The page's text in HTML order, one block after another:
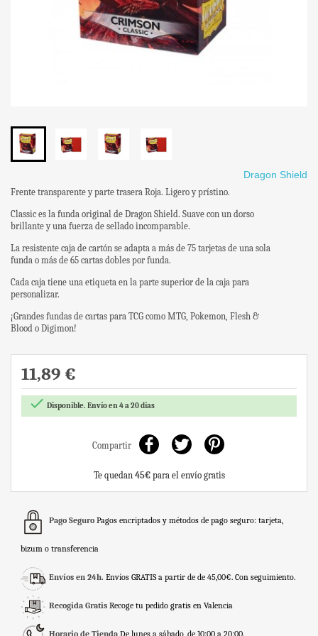
Dragon Shield
Frente transparente y parte trasera Roja. Ligero y prístino.
Classic es la funda original de Dragon Shield. Suave con un dorso
brillante y una fuerza de sellado incomparable.
La resistente caja de cartón se adapta a más de 75 tarjetas de una sola
funda o más de 65 cartas dobles por funda.
Cada caja tiene una etiqueta en la parte superior de la caja para
personalizar.
¡Grandes fundas de cartas para TCG como MTG, Pokemon, Flesh &
Blood o Digimon!
11,89 €
 Disponible. Envío en 4 a 20 días
Compartir
Te quedan 45€para el envío gratis
Pago Seguro Pagos encriptados y métodos de pago seguro: tarjeta,
bizum o transferencia
Envíos en 24h. Envíos GRATIS a partir de de 45,00€. Con seguimiento.
Recogida Gratis Recoge tu pedido gratis en Valencia
Horario de Tienda De lunes a sábado, de 10:00 a 20:00.